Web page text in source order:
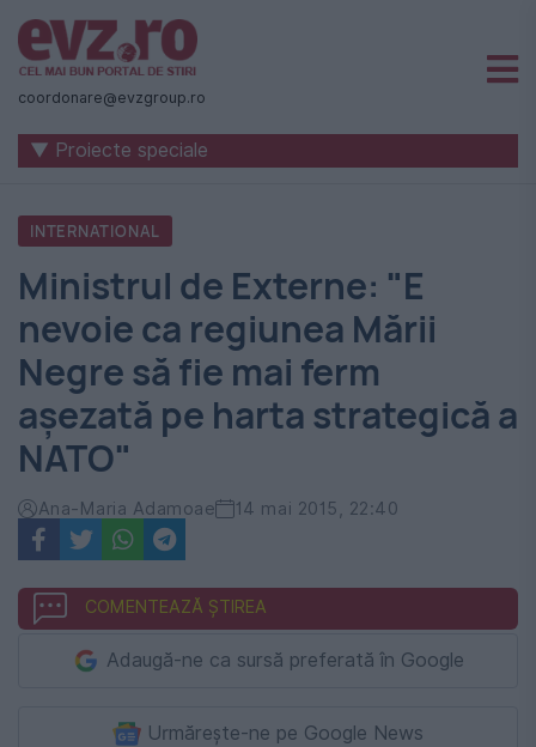
Știri
naționale
internaționale
România
-
Evenimentul
Zilei
coordonare@evzgroup.ro
▼ Proiecte speciale
INTERNATIONAL
Ministrul de Externe: "E
nevoie ca regiunea Mării
Negre să fie mai ferm
aşezată pe harta strategică a
NATO"
Ana-Maria Adamoae 14 mai 2015, 22:40
COMENTEAZĂ ȘTIREA
Adaugă-ne ca sursă preferată în Google
Urmărește-ne pe Google News